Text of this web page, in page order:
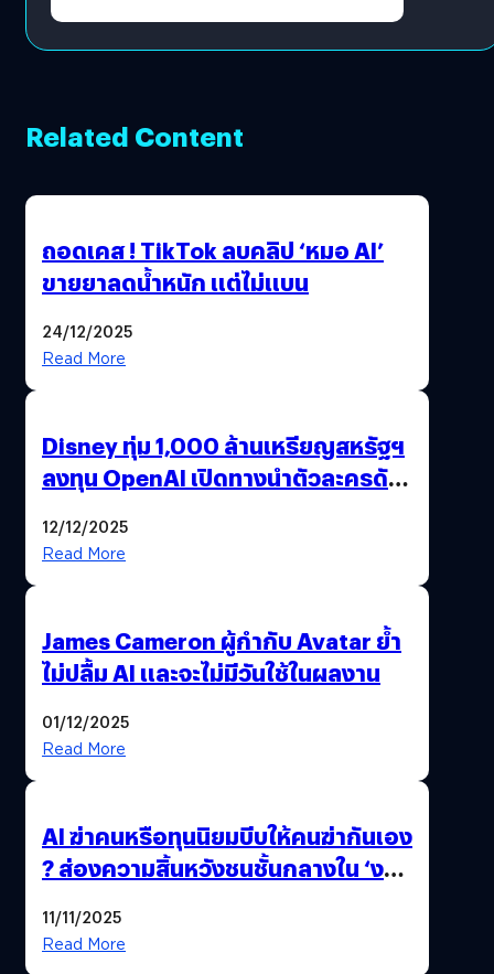
Related Content
ถอดเคส ! TikTok ลบคลิป ‘หมอ AI’
ขายยาลดน้ำหนัก แต่ไม่แบน
24/12/2025
Read More
Disney ทุ่ม 1,000 ล้านเหรียญสหรัฐฯ
ลงทุน OpenAI เปิดทางนำตัวละครดัง
12/12/2025
Read More
James Cameron ผู้กำกับ Avatar ย้ำ
ไม่ปลื้ม AI และจะไม่มีวันใช้ในผลงาน
01/12/2025
Read More
AI ฆ่าคนหรือทุนนิยมบีบให้คนฆ่ากันเอง
? ส่องความสิ้นหวังชนชั้นกลางใน ‘งาน
11/11/2025
Read More